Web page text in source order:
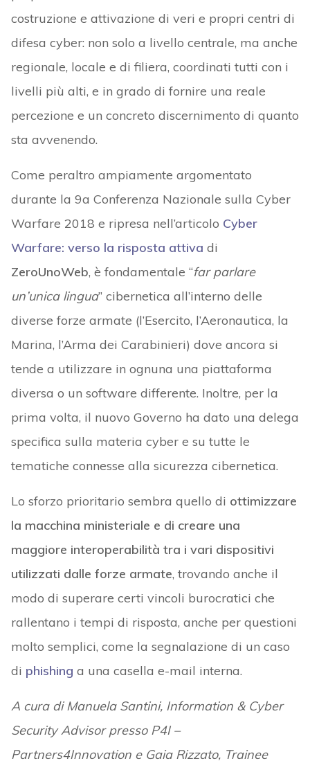
costruzione e attivazione di veri e propri centri di
difesa cyber: non solo a livello centrale, ma anche
regionale, locale e di filiera, coordinati tutti con i
livelli più alti, e in grado di fornire una reale
percezione e un concreto discernimento di quanto
sta avvenendo.
Come peraltro ampiamente argomentato
durante la 9a Conferenza Nazionale sulla Cyber
Warfare 2018 e ripresa nell’articolo Cyber
Warfare: verso la risposta attiva di
ZeroUnoWeb, è fondamentale “far parlare
un’unica lingua” cibernetica all’interno delle
diverse forze armate (l’Esercito, l’Aeronautica, la
Marina, l’Arma dei Carabinieri) dove ancora si
tende a utilizzare in ognuna una piattaforma
diversa o un software differente. Inoltre, per la
prima volta, il nuovo Governo ha dato una delega
specifica sulla materia cyber e su tutte le
tematiche connesse alla sicurezza cibernetica.
Lo sforzo prioritario sembra quello di ottimizzare
la macchina ministeriale e di creare una
maggiore interoperabilità tra i vari dispositivi
utilizzati dalle forze armate, trovando anche il
modo di superare certi vincoli burocratici che
rallentano i tempi di risposta, anche per questioni
molto semplici, come la segnalazione di un caso
di phishing a una casella e-mail interna.
A cura di Manuela Santini, Information & Cyber
Security Advisor presso P4I –
Partners4Innovation e Gaia Rizzato, Trainee